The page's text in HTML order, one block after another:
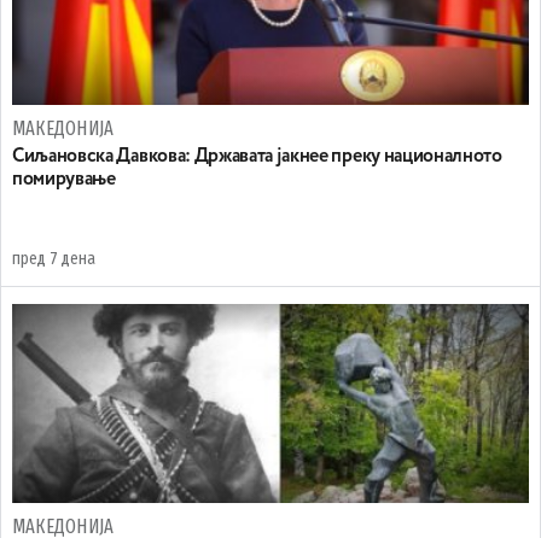
МАКЕДОНИЈА
Сиљановска Давкова: Државата јакнее преку националното
помирување
пред 7 дена
МАКЕДОНИЈА